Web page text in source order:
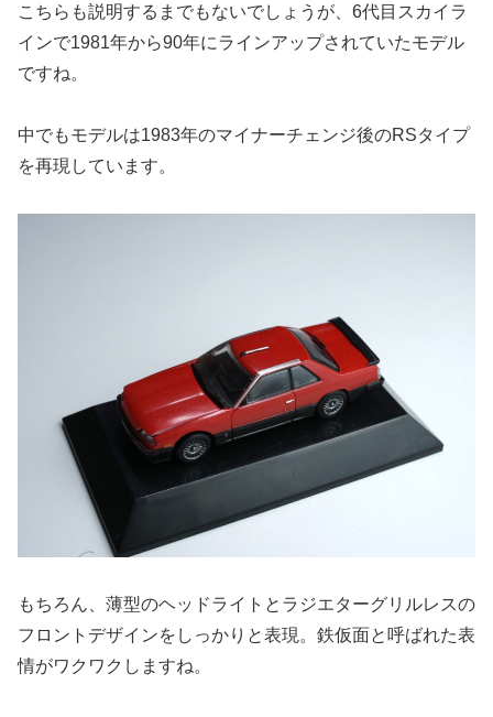
こちらも説明するまでもないでしょうが、6代目スカイラ
インで1981年から90年にラインアップされていたモデル
ですね。
中でもモデルは1983年のマイナーチェンジ後のRSタイプ
を再現しています。
もちろん、薄型のヘッドライトとラジエターグリルレスの
フロントデザインをしっかりと表現。鉄仮面と呼ばれた表
情がワクワクしますね。